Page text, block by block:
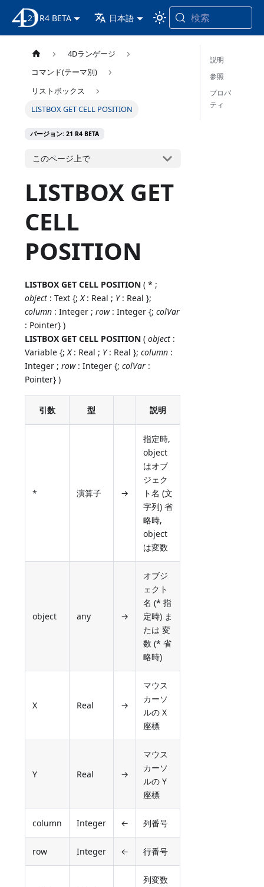
4D ドキュメンテーション
21 R4 BETA 日本語 検索
4Dランゲージ
コマンド(テーマ別)
リストボックス
LISTBOX GET CELL POSITION
バージョン: 21 R4 BETA
このページ上で
LISTBOX GET
CELL
POSITION
LISTBOX GET CELL POSITION ( * ;
object : Text {;X: Real ; Y: Real };
column : Integer ;row: Integer {;colVar
: Pointer} )
LISTBOX GET CELL POSITION (object :
Variable {;X: Real ; Y: Real };column :
Integer ;row: Integer {;colVar :
Pointer} )
引数 型 説明
* 演算子 →
指定時,
object
はオブ
ジェク
ト名 (文
字列) 省
略時,
object
は変数
object any →
オブジ
ェクト
名 (* 指
定時) ま
たは 変
数 (* 省
略時)
X Real →
マウス
カーソ
ルの X
座標
Y Real →
マウス
カーソ
ルの Y
座標
column Integer ← 列番号
row Integer ← 行番号
列変数
説明
参照
プロパ
ティ